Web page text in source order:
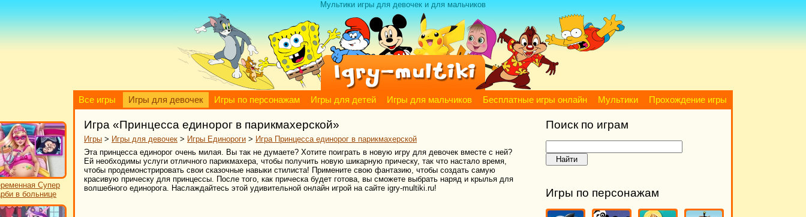
Мультики игры для девочек и для мальчиков
Все игры Игры для девочек Игры по персонажам Игры для детей Игры для мальчиков Бесплатные игры онлайн Мультики Прохождение игры
Супер
в больнице
Игра «Принцесса единорог в парикмахерской»
Игры > Игры для девочек > Игры Единороги > Игра Принцесса единорог в парикмахерской
Эта принцесса единорог очень милая. Вы так не думаете? Хотите поиграть в новую игру для девочек вместе с ней?
Ей необходимы услуги отличного парикмахера, чтобы получить новую шикарную прическу, так что настало время,
чтобы продемонстрировать свои сказочные навыки стилиста! Примените свою фантазию, чтобы создать самую
красивую прическу для принцессы. После того, как прическа будет готова, вы сможете выбрать наряд и крылья для
волшебного единорога. Наслаждайтесь этой удивительной онлайн игрой на сайте igry-multiki.ru!
Поиск по играм
Игры по персонажам